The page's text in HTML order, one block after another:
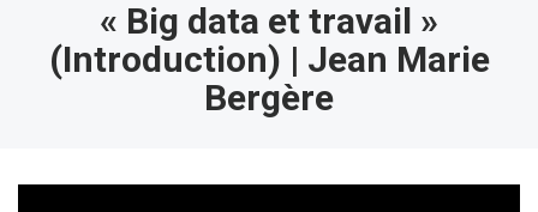
« Big data et travail »
(Introduction) | Jean Marie
Bergère